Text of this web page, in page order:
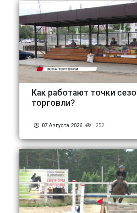
Как работают точки
торговли?
07 Августа 2026 252